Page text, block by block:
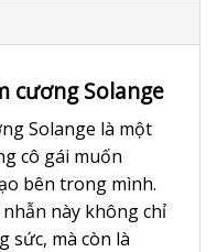
cương Solange
Solange là một
cô gái muốn
bên trong mình.
này không chỉ
sức, mà còn là